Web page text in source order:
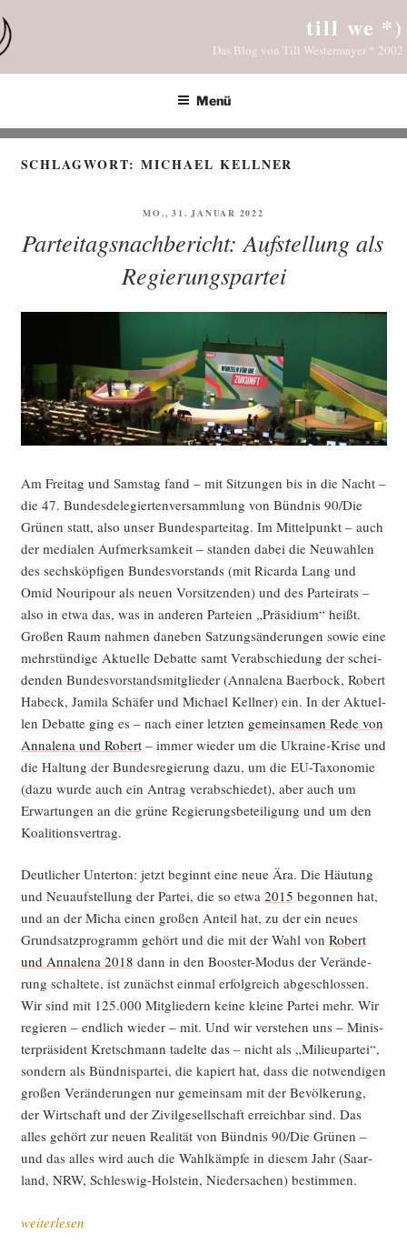
Inhalt
springen
till we *)
Das Blog von Till Westermayer * 2002
Menü
SCHLAGWORT:MICHAEL KELLNER
VERÖFFENTLICHT
MO., 31. JANUAR 2022
Parteitagsnachbericht: Aufstellung als
Regierungspartei
Am Frei­tag und Sams­tag fand – mit Sit­zun­gen bis in die Nacht –
die 47. Bun­des­de­le­gier­ten­ver­samm­lung von Bünd­nis 90/Die
Grü­nen statt, also unser Bun­des­par­tei­tag. Im Mit­tel­punkt – auch
der media­len Auf­merk­sam­keit – stan­den dabei die Neu­wah­len
des sechs­köp­fi­gen Bun­des­vor­stands (mit Ricar­da Lang und
Omid Nou­ri­pour als neu­en Vor­sit­zen­den) und des Par­tei­rats –
also in etwa das, was in ande­ren Par­tei­en „Prä­si­di­um“ heißt.
Gro­ßen Raum nah­men dane­ben Sat­zungs­än­de­run­gen sowie eine
mehr­stün­di­ge Aktu­el­le Debat­te samt Ver­ab­schie­dung der schei­
den­den Bun­des­vor­stands­mit­glie­der (Anna­le­na Baer­bock, Robert
Habeck, Jami­la Schä­fer und Micha­el Kell­ner) ein. In der Aktu­el­
len Debat­te ging es – nach einer letz­ten gemein­sa­men Rede von
Anna­le­na und Robert– immer wie­der um die Ukrai­ne-Kri­se und
die Hal­tung der Bun­des­re­gie­rung dazu, um die EU-Taxo­no­mie
(dazu wur­de auch ein Antrag ver­ab­schie­det), aber auch um
Erwar­tun­gen an die grü­ne Regie­rungs­be­tei­li­gung und um den
Koalitionsvertrag.
Deut­li­cher Unter­ton: jetzt beginnt eine neue Ära. Die Häu­tung
und Neu­auf­stel­lung der Par­tei, die so etwa 2015 begon­nen hat,
und an der Micha einen gro­ßen Anteil hat, zu der ein neu­es
Grund­satz­pro­gramm gehört und die mit der Wahl von Robert
und Anna­le­na 2018 dann in den Boos­ter-Modus der Ver­än­de­
rung schal­te­te, ist zunächst ein­mal erfolg­reich abge­schlos­sen.
Wir sind mit 125.000 Mit­glie­dern kei­ne klei­ne Par­tei mehr. Wir
regie­ren – end­lich wie­der – mit. Und wir ver­ste­hen uns – Minis­
ter­prä­si­dent Kret­sch­mann tadel­te das – nicht als „Milieu­par­tei“,
son­dern als Bünd­nis­par­tei, die kapiert hat, dass die not­wen­di­gen
gro­ßen Ver­än­de­run­gen nur gemein­sam mit der Bevöl­ke­rung,
der Wirt­schaft und der Zivil­ge­sell­schaft erreich­bar sind. Das
alles gehört zur neu­en Rea­li­tät von Bünd­nis 90/Die Grü­nen –
und das alles wird auch die Wahl­kämp­fe in die­sem Jahr (Saar­
land, NRW, Schles­wig-Hol­stein, Nie­der­sa­chen) bestimmen.
„Par­
weiterlesen